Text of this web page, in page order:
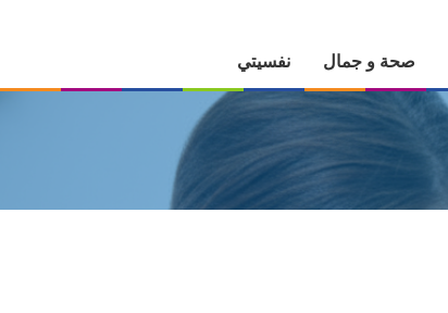
صحة و جمال نفسيتي